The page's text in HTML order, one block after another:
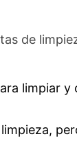
de
limpiar y